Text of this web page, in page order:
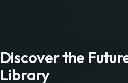
Discover the
Library